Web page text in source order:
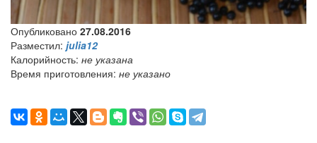
Опубликовано 27.08.2016
Разместил: julia12
Калорийность: не указана
Время приготовления: не указано